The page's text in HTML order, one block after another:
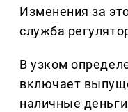
Изменения за
служба
В узком
включает
наличные